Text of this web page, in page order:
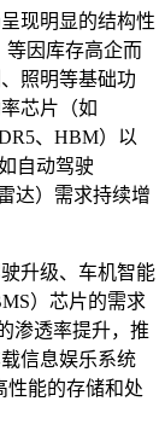
现明显的结构性
等因库存高企而
照明等基础功
芯片（如
、HBM）以
自动驾驶
达）需求持续增
升级、车机智能
）芯片的需求
渗透率提升，推
信息娱乐系统
性能的存储和处